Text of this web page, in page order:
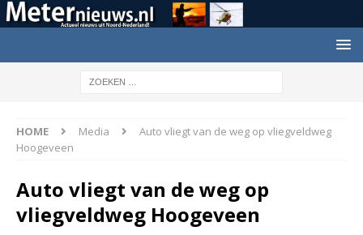
HOME Media
Auto vliegt van de weg op vliegveldweg
Hoogeveen
Auto vliegt van de weg op
vliegveldweg Hoogeveen